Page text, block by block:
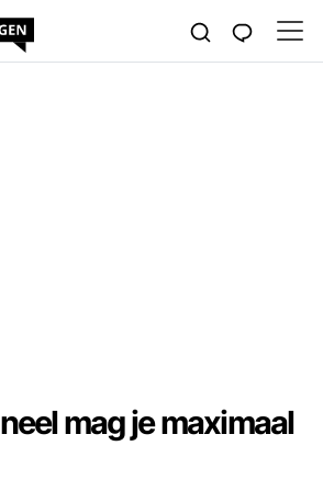
mag je maximaal